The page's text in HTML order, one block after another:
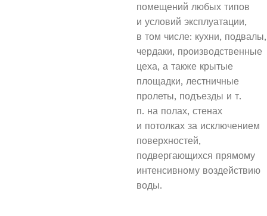
помещений любых типов
и условий эксплуатации,
в том числе: кухни, подвалы,
чердаки, производственные
цеха, а также крытые
площадки, лестничные
пролеты, подъезды и т.
п. на полах, стенах
и потолках за исключением
поверхностей,
подвергающихся прямому
интенсивному воздействию
воды.